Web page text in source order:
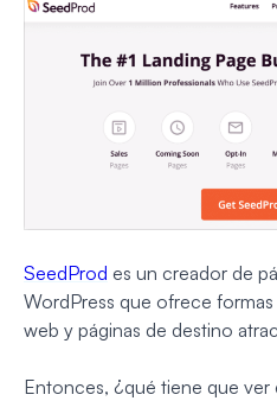
SeedProd es un creador de
WordPress que ofrece
web y páginas de destino
Entonces, ¿qué tiene que